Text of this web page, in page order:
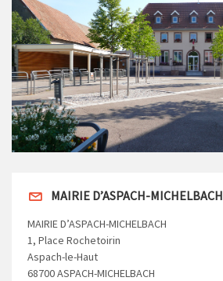
MAIRIE D’ASPACH-MICHELBACH
MAIRIE D’ASPACH-MICHELBACH
1, Place Rochetoirin
Aspach-le-Haut
68700 ASPACH-MICHELBACH